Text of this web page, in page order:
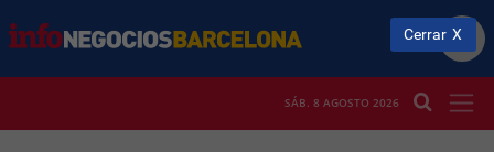
SÁB. 8 AGOSTO 2026
Cerrar